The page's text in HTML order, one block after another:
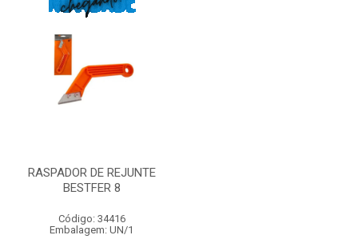
RASPADOR DE REJUNTE
BESTFER 8
Código: 34416
Embalagem: UN/1